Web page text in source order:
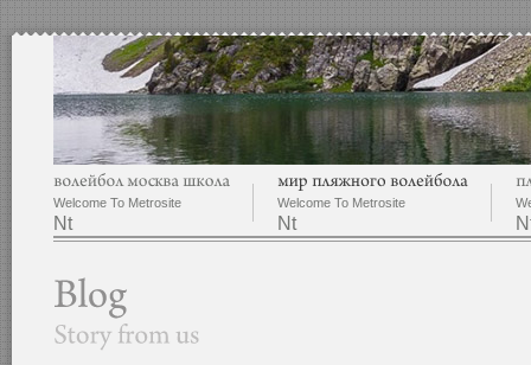
Welcome To Metrosite
Nt
Welcome To Metrosite
Nt